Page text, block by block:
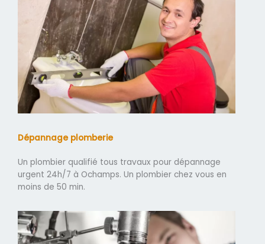
Dépannage plomberie
Un plombier qualifié tous travaux pour dépannage
urgent 24h/7 à Ochamps. Un plombier chez vous en
moins de 50 min.